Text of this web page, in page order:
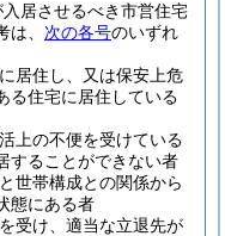
居させるべき市営住宅
、 次の各号のいずれ
居住し、又は保安上危
る住宅に居住している
上の不便を受けている
することができない者
世帯構成との関係から
態にある者
受け、適当な立退先が